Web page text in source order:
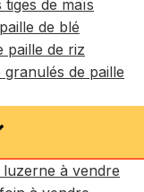
de maïs
de blé
paille de riz
de paille
à vendre